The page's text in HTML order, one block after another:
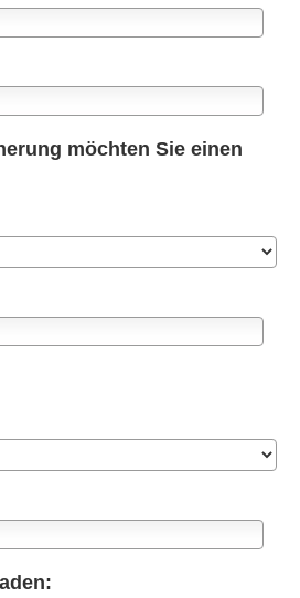
möchten Sie einen